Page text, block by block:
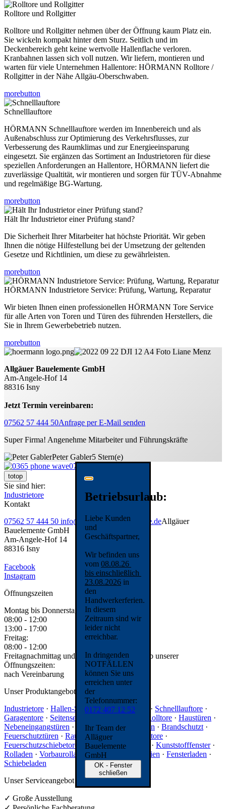
Rolltore und Rollgitter
Rolltore und Rollgitter nehmen über der Öffnung kaum Platz ein.
Sie wickeln kompakt hinter dem Sturz. Seitlich und im
Deckenbereich geht keine wertvolle Hallenflache verloren.
Kranbahnen lassen sich voll nutzen. Wir liefern, montieren und
warten für viele Unternehmen Hallentore: HÖRMANN Rolltore /
Rollgitter in der Nähe Allgäu-Oberschwaben.
morebutton
Schnelllauftore
HÖRMANN Schnelllauftore werden im Innenbereich und als
Außenabschluss zur Optimierung des Verkehrsflusses, zur
Verbesserung des Raumklimas und zur Energieeinsparung
eingesetzt. Sie ergänzen das Sortiment an Industrietoren für diese
speziellen Anforderungen an Hallentore, HÖRMANN liefert die
zuverlässige Qualtität, wir montieren und sorgen für TÜV-Abnahme
und regelmäßige BG-Wartung.
morebutton
Hält Ihr Industrietor einer Prüfung stand?
Die Sicherheit Ihrer Mitarbeiter hat höchste Priorität. Wir geben
Ihnen die nötige Hilfestellung bei der Umsetzung der geltenden
Gesetze und Richtlinien, um diese zu gewährleisten.
morebutton
HÖRMANN Industrietore Service: Prüfung, Wartung, Reparatur
Wir bieten Ihnen einen professionellen HÖRMANN Tore Service
für alle Arten von Toren und Türen des führenden Herstellers, die
Sie in Ihrem Gewerbebetrieb nutzen.
morebutton
Allgäuer Bauelemente GmbH
Am-Angele-Hof 14
88316 Isny
Jetzt Termin vereinbaren:
07562 57 444 50Anfrage per E-Mail senden
Super Firma! Angenehme Mitarbeiter und Führungskräfte
Peter Gabler5 Stern(e)
Betriebsurlaub:
Liebe Kunden
und
Geschäftspartner,
Wir befinden uns
vom 08.08.26
bis einschließlich
23.08.2026 in
den
Handwerkerferien.
In diesem
Zeitraum sind wir
leider nicht
erreichbar.
In dringenden
NOTFÄLLEN
können Sie uns
erreichen unter
der
Telefonnummer:
0172 407 12 52
Ihr Team der
Alläguer
Bauelemente
GmbH
OK - Fenster
schließen
07562 57 444 50
totop
Sie sind hier:
Industrietore
Kontakt
07562 57 444 50 info@allgaeuer-bauelemente.deAllgäuer
Bauelemente GmbH
Am-Angele-Hof 14
88316 Isny
Facebook
Instagram
Öffnungszeiten
Montag bis Donnerstag:
08:00 - 12:00
13:00 - 17:00
Freitag:
08:00 - 12:00
Freitagnachmittag und Samstag und Außerhalb unserer
Öffnungszeiten:
nach Vereinbarung
Unser Produktangebot
Industrietore · Hallen-Sektionaltore ·Rolltore · Schnelllauftore ·
Garagentore · Seitensektionaltore Garagen-Rolltore · Haustüren ·
Nebeneingangstüren · Zimmertüren·Glastüren · Brandschutzt ·
Feuerschutztüren · Rauchschutz· Feuerschutztore ·
Feuerschutzschiebetore
Feuerschutzvorhang · Kunststofffenster·
Rolladen · Vorbaurolladen·Raffstore Jalousien · Fensterladen ·
Schiebeladen
Unser Serviceangebot
✓ Große Ausstellung